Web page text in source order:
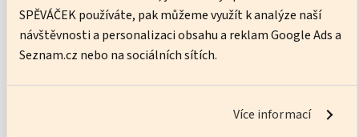
SPĚVÁČEK používáte, pak můžeme využít k analýze naší
návštěvnosti a personalizaci obsahu a reklam Google Ads a
Seznam.cz nebo na sociálních sítích.
Více informací
No pressure, just practice – I’ll help you get better every lesson.
ZOBRAZIT KURZY